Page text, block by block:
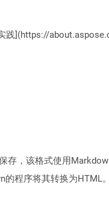
践](https://
存，该格式使用
程序将其转换为HTML